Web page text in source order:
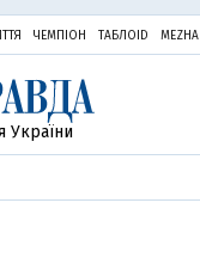
ЧЕМПІОН ТАБЛОID MEZHA
України